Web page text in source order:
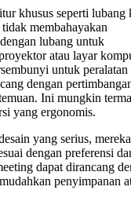
khusus seperti lubang
membahayakan
lubang untuk
atau layar
untuk peralatan
dengan
Ini mungkin
yang ergonomis.
yang serius,
dengan preferensi
dapat dirancang
penyimpanan